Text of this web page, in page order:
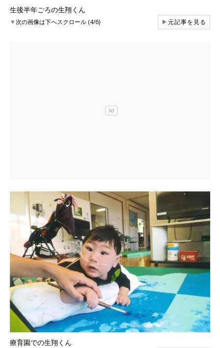
生後半年ごろの生翔くん
▼次の画像は下へスクロール (4/6) ▶元記事を見る
療育園での生翔くん